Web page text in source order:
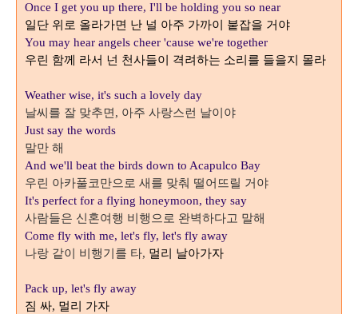
Once I get you up there, I'll be holding you so near
일단 위로 올라가면 난 널 아주 가까이 붙잡을 거야
You may hear angels cheer 'cause we're together
우린 함께 라서 넌 천사들이 격려하는 소리를 들을지 몰라
Weather wise, it's such a lovely day
날씨를 잘 맞추면, 아주 사랑스런 날이야
Just say the words
말만 해
And we'll beat the birds down to Acapulco Bay
우린 아카풀코만으로 새를 맞춰 떨어뜨릴 거야
It's perfect for a flying honeymoon, they say
사람들은 신혼여행 비행으로 완벽하다고 말해
Come fly with me, let's fly, let's fly away
나랑 같이 비행기를 타, 멀리 날아가자
Pack up, let's fly away
짐 싸, 멀리 가자